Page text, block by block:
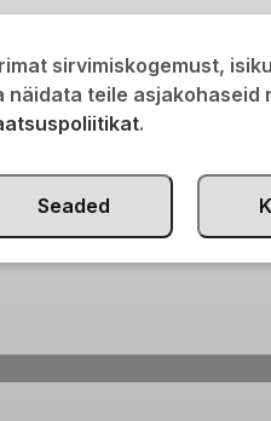
sirvimiskogemust,
teile asjakohaseid
.
Seaded